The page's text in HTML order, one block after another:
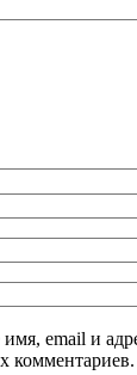
email и
комментариев.